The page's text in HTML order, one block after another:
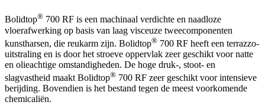
Bolidtop® 700 RF is een machinaal verdichte en naadloze
vloerafwerking op basis van laag visceuze tweecomponenten
kunstharsen, die reukarm zijn. Bolidtop® 700 RF heeft een terrazzo-
uitstraling en is door het stroeve oppervlak zeer geschikt voor natte
en olieachtige omstandigheden. De hoge druk-, stoot- en
slagvastheid maakt Bolidtop® 700 RF zeer geschikt voor intensieve
berijding. Bovendien is het bestand tegen de meest voorkomende
chemicaliën.